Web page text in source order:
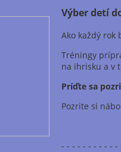
Výber detí
Ako každý
Tréningy
na ihrisku a v
Príďte sa
Pozrite si
- - - - - - - - - - -